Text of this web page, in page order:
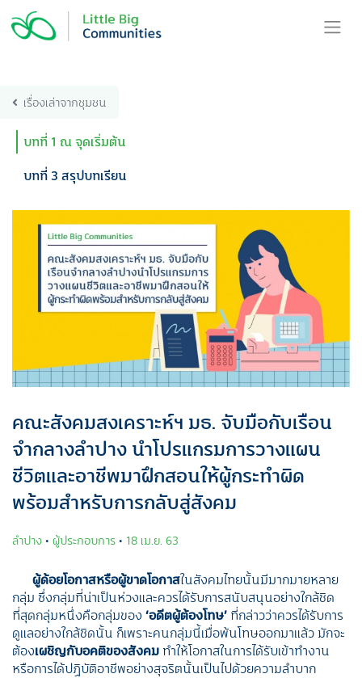
content
เรื่องเล่าจากชุมชน
บทที่ 1 ณ จุดเริ่มต้น
บทที่ 3 สรุปบทเรียน
คณะสังคมสงเคราะห์ฯ มธ. จับมือกับเรือน
จำกลางลำปาง นำโปรแกรมการวางแผน
ชีวิตและอาชีพมาฝึกสอนให้ผู้กระทำผิด
พร้อมสำหรับการกลับสู่สังคม
ลำปาง• ผู้ประกอบการ• 18 เม.ย. 63
ผู้ด้อยโอกาสหรือผู้ขาดโอกาสในสังคมไทยนั้นมีมากมายหลาย
กลุ่ม ซึ่งกลุ่มที่น่าเป็นห่วงและควรได้รับการสนับสนุนอย่างใกล้ชิด
ที่สุดกลุ่มหนึ่งคือกลุ่มของ ‘อดีตผู้ต้องโทษ’ ที่กล่าวว่าควรได้รับการ
ดูแลอย่างใกล้ชิดนั้น ก็เพราะคนกลุ่มนี้เมื่อพ้นโทษออกมาแล้ว มักจะ
ต้องเผชิญกับอคติของสังคม ทำให้โอกาสในการได้รับเข้าทำงาน
หรือการได้ปฏิบัติอาชีพอย่างสุจริตนั้นเป็นไปด้วยความลำบาก